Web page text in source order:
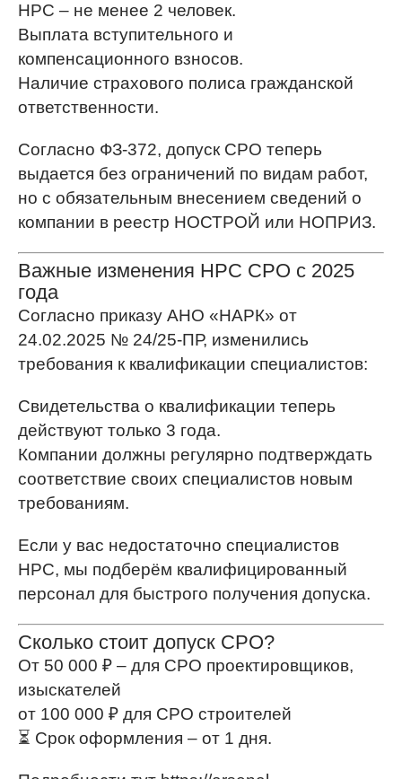
НРС – не менее 2 человек.
Выплата вступительного и
компенсационного взносов.
Наличие страхового полиса гражданской
ответственности.
Согласно ФЗ-372, допуск СРО теперь
выдается без ограничений по видам работ,
но с обязательным внесением сведений о
компании в реестр НОСТРОЙ или НОПРИЗ.
Важные изменения НРС СРО с 2025
года
Согласно приказу АНО «НАРК» от
24.02.2025 № 24/25-ПР, изменились
требования к квалификации специалистов:
Свидетельства о квалификации теперь
действуют только 3 года.
Компании должны регулярно подтверждать
соответствие своих специалистов новым
требованиям.
Если у вас недостаточно специалистов
НРС, мы подберём квалифицированный
персонал для быстрого получения допуска.
Сколько стоит допуск СРО?
От 50 000 ₽ – для СРО проектировщиков,
изыскателей
от 100 000 ₽ для СРО строителей
⏳ Срок оформления – от 1 дня.